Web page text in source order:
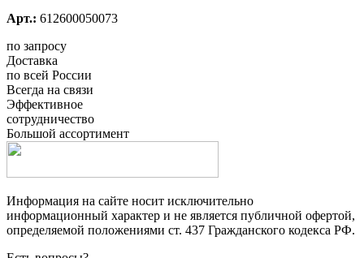
Арт.: 612600050073
по запросу
Доставка
по всей России
Всегда на связи
Эффективное
сотрудничество
Большой ассортимент
Информация на сайте носит исключительно
информационный характер и не является публичной офертой,
определяемой положениями ст. 437 Гражданского кодекса РФ.